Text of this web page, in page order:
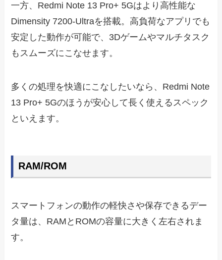
一方、Redmi Note 13 Pro+ 5Gはより高性能な
Dimensity 7200-Ultraを搭載。高負荷なアプリでも
安定した動作が可能で、3Dゲームやマルチタスク
もスムーズにこなせます。
多くの処理を快適にこなしたいなら、Redmi Note
13 Pro+ 5Gのほうが安心して長く使えるスペック
といえます。
RAM/ROM
スマートフォンの動作の軽快さや保存できるデー
タ量は、RAMとROMの容量に大きく左右されま
す。